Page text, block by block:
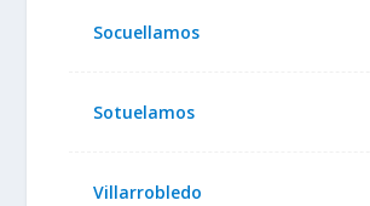
Socuellamos
Sotuelamos
Villarrobledo